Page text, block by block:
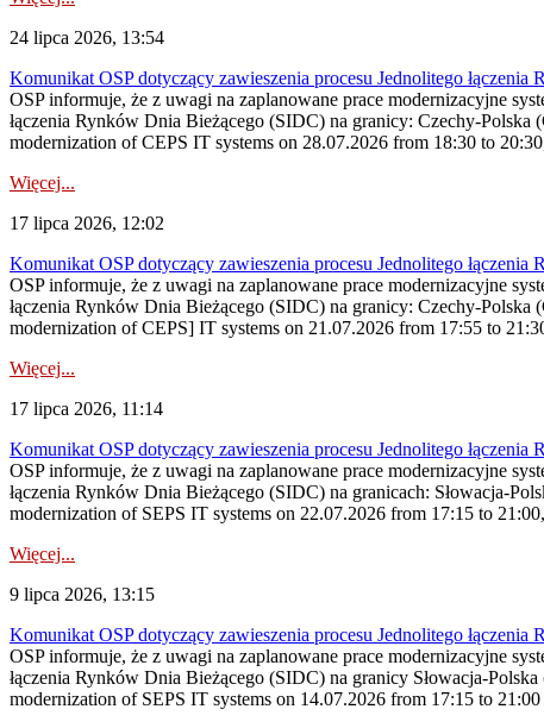
24 lipca 2026, 13:54
Komunikat OSP dotyczący zawieszenia procesu Jednolitego
OSP informuje, że z uwagi na zaplanowane prace modernizacyjne
łączenia Rynków Dnia Bieżącego (SIDC) na granicy: Czechy-
modernization of CEPS IT systems on 28.07.2026 from 18:30 to
Więcej...
17 lipca 2026, 12:02
Komunikat OSP dotyczący zawieszenia procesu Jednolitego
OSP informuje, że z uwagi na zaplanowane prace modernizacyjne
łączenia Rynków Dnia Bieżącego (SIDC) na granicy: Czechy-
modernization of CEPS] IT systems on 21.07.2026 from 17:55 to
Więcej...
17 lipca 2026, 11:14
Komunikat OSP dotyczący zawieszenia procesu Jednolitego
OSP informuje, że z uwagi na zaplanowane prace modernizacyjne
łączenia Rynków Dnia Bieżącego (SIDC) na granicach: Słowacja-
modernization of SEPS IT systems on 22.07.2026 from 17:15 to
Więcej...
9 lipca 2026, 13:15
Komunikat OSP dotyczący zawieszenia procesu Jednolitego
OSP informuje, że z uwagi na zaplanowane prace modernizacyjne
łączenia Rynków Dnia Bieżącego (SIDC) na granicy Słowacja-
modernization of SEPS IT systems on 14.07.2026 from 17:15 to